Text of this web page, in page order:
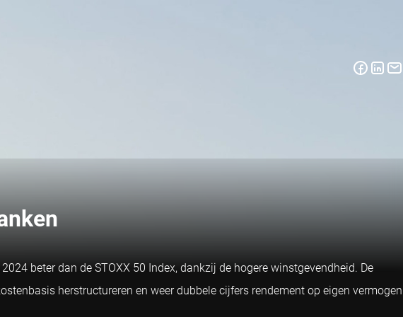
beter dan de STOXX 50 Index, dankzij de hogere winstgevendheid. De
herstructureren en weer dubbele cijfers rendement op eigen vermogen